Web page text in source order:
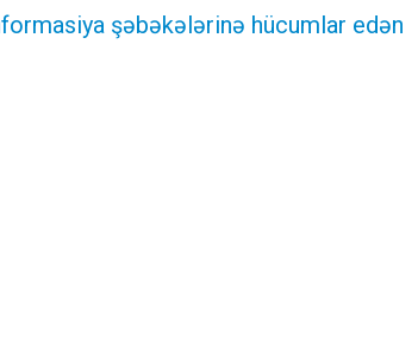
şəbəkələrinə hücumlar edən